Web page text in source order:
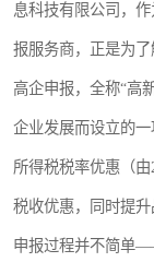
息科技有限公司，
报服务商，正是为了
高企申报，全称“高
企业发展而设立的
所得税税率优惠（
税收优惠，同时提
申报过程并不简单